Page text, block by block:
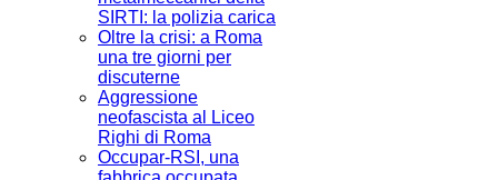
SIRTI: la polizia carica
Oltre la crisi: a Roma
una tre giorni per
discuterne
Aggressione
neofascista al Liceo
Righi di Roma
Occupar-RSI, una